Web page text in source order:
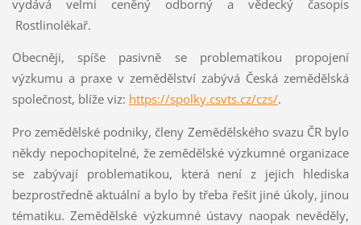
vydává velmi ceněný odborný a vědecký časopis
Rostlinolékař.
Obecněji, spíše pasivně se problematikou propojení
výzkumu a praxe v zemědělství zabývá Česká zemědělská
společnost, blíže viz: https://spolky.csvts.cz/czs/.
Pro zemědělské podniky, členy Zemědělského svazu ČR bylo
někdy nepochopitelné, že zemědělské výzkumné organizace
se zabývají problematikou, která není z jejich hlediska
bezprostředně aktuální a bylo by třeba řešit jiné úkoly, jinou
tématiku. Zemědělské výzkumné ústavy naopak nevěděly,